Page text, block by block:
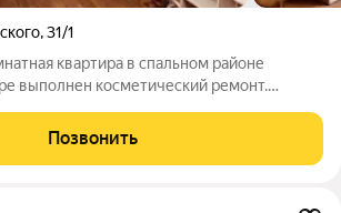
,31/1
квартира в спальном районе
выполнен косметический ремонт.
-остановки в любую
прям за домом -детские сады -
Позвонить